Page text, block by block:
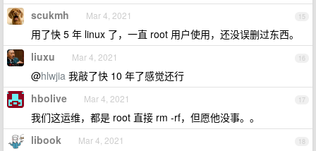
15
scukmh Mar 4, 2021
用了快 5 年 linux 了，一直 root 用户使用，还没误删过东西。
16
liuxu Mar 4, 2021
@hlwjia 我敲了快 10 年了感觉还行
17
hbolive Mar 4, 2021
我们这运维，都是 root 直接 rm -rf，但愿他没事。。
18
libook Mar 4, 2021